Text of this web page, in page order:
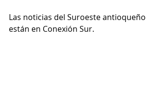
Las noticias del Suroeste antioqueño
están en Conexión Sur.